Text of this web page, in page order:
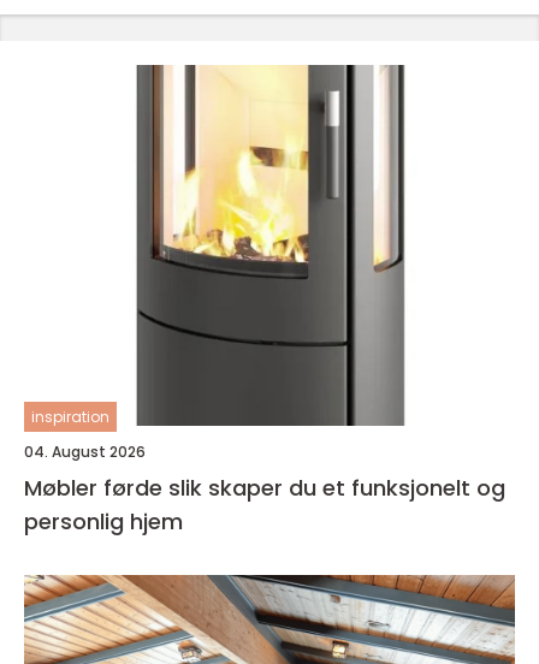
inspiration
04. August 2026
Møbler førde slik skaper du et funksjonelt og
personlig hjem